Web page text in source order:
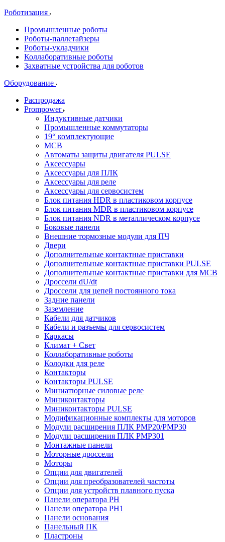
Роботизация
Промышленные роботы
Роботы-паллетайзеры
Роботы-укладчики
Коллаборативные роботы
Захватные устройства для роботов
Оборудование
Распродажа
Prompower
Индуктивные датчики
Промышленные коммутаторы
19“ комплектующие
MCB
Автоматы защиты двигателя PULSE
Аксессуары
Аксессуары для ПЛК
Аксессуары для реле
Аксессуары для сервосистем
Блок питания HDR в пластиковом корпусе
Блок питания MDR в пластиковом корпусе
Блок питания NDR в металлическом корпусе
Боковые панели
Внешние тормозные модули для ПЧ
Двери
Дополнительные контактные приставки
Дополнительные контактные приставки PULSE
Дополнительные контактные приставки для MCB
Дроссели dU/dt
Дроссели для цепей постоянного тока
Задние панели
Заземление
Кабели для датчиков
Кабели и разъемы для сервосистем
Каркасы
Климат + Свет
Коллаборативные роботы
Колодки для реле
Контакторы
Контакторы PULSE
Миниатюрные силовые реле
Миниконтакторы
Миниконтакторы PULSE
Модификационные комплекты для моторов
Модули расширения ПЛК PMP20/PMP30
Модули расширения ПЛК PMP301
Монтажные панели
Моторные дроссели
Моторы
Опции для двигателей
Опции для преобразователей частоты
Опции для устройств плавного пуска
Панели оператора PH
Панели оператора PH1
Панели основания
Панельный ПК
Пластроны